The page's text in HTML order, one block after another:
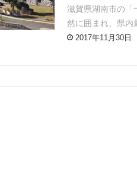
滋賀県湖南市の「
然に囲まれ、県内
2017年11月30日